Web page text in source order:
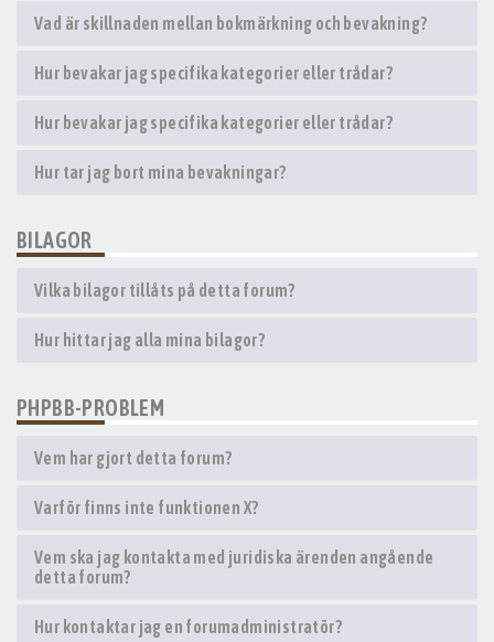
Vad är skillnaden mellan bokmärkning och bevakning?
Hur bevakar jag specifika kategorier eller trådar?
Hur bevakar jag specifika kategorier eller trådar?
Hur tar jag bort mina bevakningar?
BILAGOR
Vilka bilagor tillåts på detta forum?
Hur hittar jag alla mina bilagor?
PHPBB-PROBLEM
Vem har gjort detta forum?
Varför finns inte funktionen X?
Vem ska jag kontakta med juridiska ärenden angående
detta forum?
Hur kontaktar jag en forumadministratör?